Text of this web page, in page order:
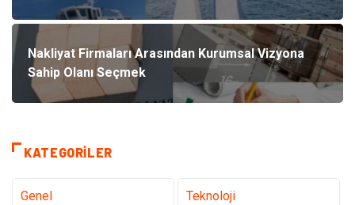
Nakliyat Firmaları Arasından Kurumsal Vizyona
Sahip Olanı Seçmek
KATEGORILER
Genel Teknoloji